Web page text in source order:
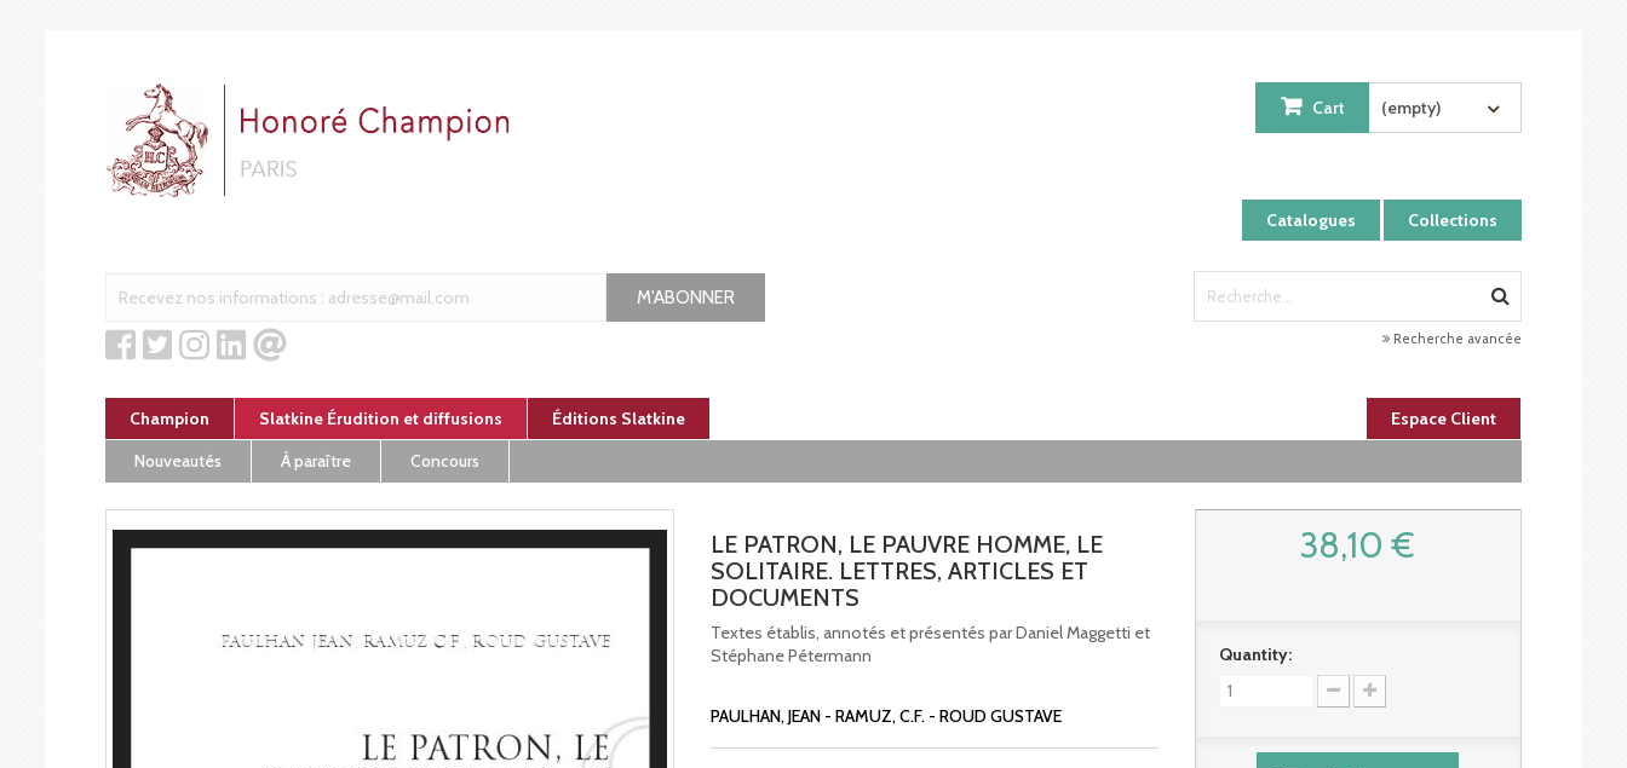
Catalogues Collections
Cart (empty)
M'ABONNER
Recherche avancée
Champion Slatkine Érudition et diffusions Éditions Slatkine
Espace Client
Nouveautés
À paraître Concours
LE PATRON, LE PAUVRE HOMME, LE
SOLITAIRE. LETTRES, ARTICLES ET
DOCUMENTS
Textes établis, annotés et présentés par Daniel Maggetti et
Stéphane Pétermann
PAULHAN, JEAN - RAMUZ, C.F. - ROUD GUSTAVE
38,10 €
Quantity: